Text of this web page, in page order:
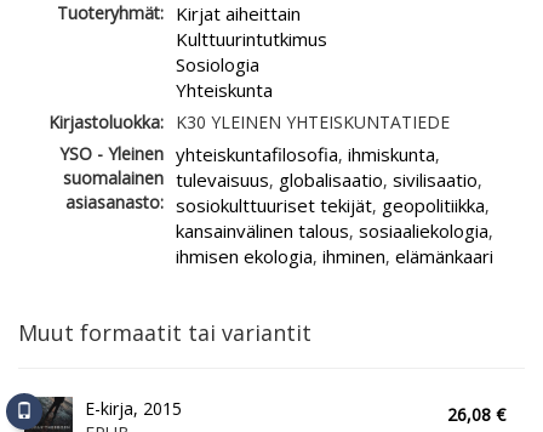
Tuoteryhmät: Kirjat aiheittain
Kulttuurintutkimus
Sosiologia
Yhteiskunta
Kirjastoluokka: K30 YLEINEN YHTEISKUNTATIEDE
YSO - Yleinen
suomalainen
asiasanasto:
yhteiskuntafilosofia, ihmiskunta,
tulevaisuus, globalisaatio, sivilisaatio,
sosiokulttuuriset tekijät, geopolitiikka,
kansainvälinen talous, sosiaaliekologia,
ihmisen ekologia, ihminen, elämänkaari
Muut formaatit tai variantit
E-kirja, 2015
26,08 €